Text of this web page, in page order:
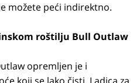
možete peći indirektno.
roštilju Bull Outlaw
opremljen je i